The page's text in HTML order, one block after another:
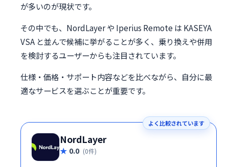
が多いのが現状です。
その中でも、NordLayer や Iperius Remote は KASEYA
VSA と並んで候補に挙がることが多く、乗り換えや併用
を検討するユーザーからも注目されています。
仕様・価格・サポート内容などを比べながら、自分に最
適なサービスを選ぶことが重要です。
よく比較されています
NordLayer
0.0 (0件)